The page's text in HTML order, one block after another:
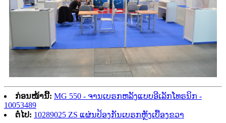
ກ່ອນໜ້ານີ້: MG 550 - ຈານເບຣກຫລັງແບບອີເລັກໂທຣນິກ -
10053489
ຕໍ່ໄປ: 10289025 ZS ແຜ່ນປ້ອງກັນເບຣກຫຼັງເບື້ອງຂວາ